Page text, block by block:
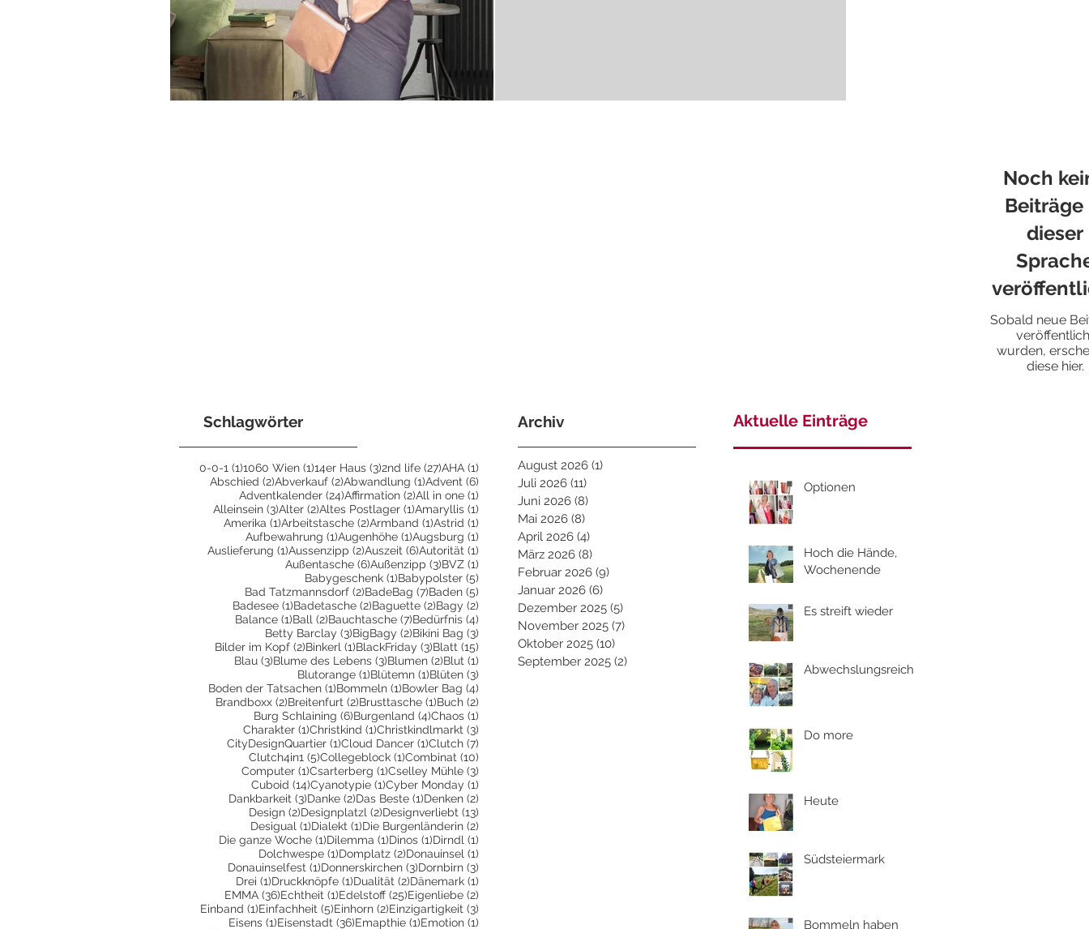
Schlagwörter
0-0-1 (1)1 Beitrag
1060 Wien (1)1 Beitrag
14er Haus (3)3 Beiträge
2nd life (27)27 Beiträge
AHA (1) 1 Beitrag
Abschied (2)2 Beiträge
Abverkauf (2)2 Beiträge
Abwandlung (1)1 Beitrag
Advent (6) 6 Beiträge
Adventkalender (24)24 Beiträge
Affirmation (2)2 Beiträge
All in one (1) 1 Beitrag
Alleinsein (3)3 Beiträge
Alter (2)2 Beiträge
Altes Postlager (1)1 Beitrag
Amaryllis (1) 1 Beitrag
Amerika (1)1 Beitrag
Arbeitstasche (2)2 Beiträge
Armband (1)1 Beitrag
Astrid (1) 1 Beitrag
Aufbewahrung (1)1 Beitrag
Augenhöhe (1)1 Beitrag
Augsburg (1) 1 Beitrag
Auslieferung (1)1 Beitrag
Aussenzipp (2)2 Beiträge
Auszeit (6)6 Beiträge
Autorität (1) 1 Beitrag
Außentasche (6)6 Beiträge
Außenzipp (3)3 Beiträge
BVZ (1)
Babygeschenk (1)1 Beitrag
Babypolster (5) 5 Beiträge
Bad Tatzmannsdorf (2)2 Beiträge
BadeBag (7)7 Beiträge
Baden (5) 5 Beiträge
Badesee (1)1 Beitrag
Badetasche (2)2 Beiträge
Baguette (2)2 Beiträge
Bagy (2) 2 Beiträge
Balance (1)1 Beitrag
Ball (2)2 Beiträge
Bauchtasche (7)7 Beiträge
Bedürfnis (4) 4 Beiträge
Betty Barclay (3)3 Beiträge
BigBagy (2)2 Beiträge
Bikini Bag (3) 3 Beiträge
Bilder im Kopf (2)2 Beiträge
Binkerl (1)1 Beitrag
BlackFriday (3)3 Beiträge
Blatt (15) 15 Beiträge
Blau (3)3 Beiträge
Blume des Lebens (3)3 Beiträge
Blumen (2)2 Beiträge
Blut (1) 1 Beitrag
Blutorange (1)1 Beitrag
Blütemn (1)1 Beitrag
Blüten (3)
Boden der Tatsachen (1)1 Beitrag
Bommeln (1)1 Beitrag
Bowler Bag (4)
Brandboxx (2)2 Beiträge
Breitenfurt (2)2 Beiträge
Brusttasche (1)1 Beitrag
Buch (2)
Burg Schlaining (6)6 Beiträge
Burgenland (4)4 Beiträge
Chaos (1)
Charakter (1)1 Beitrag
Christkind (1)1 Beitrag
Christkindlmarkt (3)
CityDesignQuartier (1)1 Beitrag
Cloud Dancer (1)1 Beitrag
Clutch (7)
Clutch4in1 (5)5 Beiträge
Collegeblock (1)1 Beitrag
Combinat (10)
Computer (1)1 Beitrag
Csarterberg (1)1 Beitrag
Cselley Mühle (3)
Cuboid (14)14 Beiträge
Cyanotypie (1)1 Beitrag
Cyber Monday (1)
Dankbarkeit (3)3 Beiträge
Danke (2)2 Beiträge
Das Beste (1)1 Beitrag
Denken (2)
Design (2)2 Beiträge
Designplatzl (2)2 Beiträge
Designverliebt (13)
Desigual (1)1 Beitrag
Dialekt (1)1 Beitrag
Die Burgenländerin (2)
Die ganze Woche (1)1 Beitrag
Dilemma (1)1 Beitrag
Dinos (1)1 Beitrag
Dirndl (1)
Dolchwespe (1)1 Beitrag
Domplatz (2)2 Beiträge
Donauinsel (1)
Donauinselfest (1)1 Beitrag
Donnerskirchen (3)3 Beiträge
Dornbirn (3)
Drei (1)1 Beitrag
Druckknöpfe (1)1 Beitrag
Dualität (2)2 Beiträge
Dänemark (1)
EMMA (36)36 Beiträge
Echtheit (1)1 Beitrag
Edelstoff (25)25 Beiträge
Eigenliebe (2)
Einband (1)1 Beitrag
Einfachheit (5)5 Beiträge
Einhorn (2)2 Beiträge
Einzigartigkeit (3)
Eisens (1)1 Beitrag
Eisenstadt (36)36 Beiträge
Emapthie (1)1 Beitrag
Emotion (1)
Archiv
August 2026 (1)
Juli 2026 (11)
Juni 2026 (8)
Mai 2026 (8)
April 2026 (4)
März 2026 (8)
Februar 2026 (9)
Januar 2026 (6)
Dezember 2025 (5)
November 2025 (7)
Oktober 2025 (10)
September 2025 (2)
Aktuelle Einträge
Optionen
Hoch die Hände,
Wochenende
Es streift wieder
Abwechslungsreich
Do more
Heute
Südsteiermark
Bommeln haben
Noch
Beiträge
dieser
Sobald neue
wurden,
diese hier.